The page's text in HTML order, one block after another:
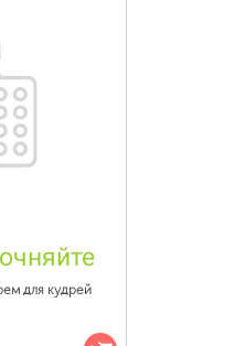
для кудрей